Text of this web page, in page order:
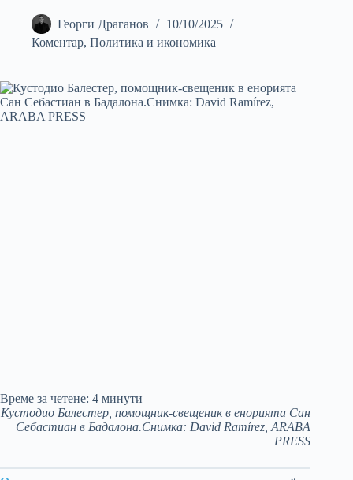
Георги Драганов
10/10/2025
Коментар, Политика и икономика
Време за четене: 4 минути
Кустодио Балестер, помощник-свещеник в енорията Сан
Себастиан в Бадалона.Снимка: David Ramírez, ARABA
PRESS